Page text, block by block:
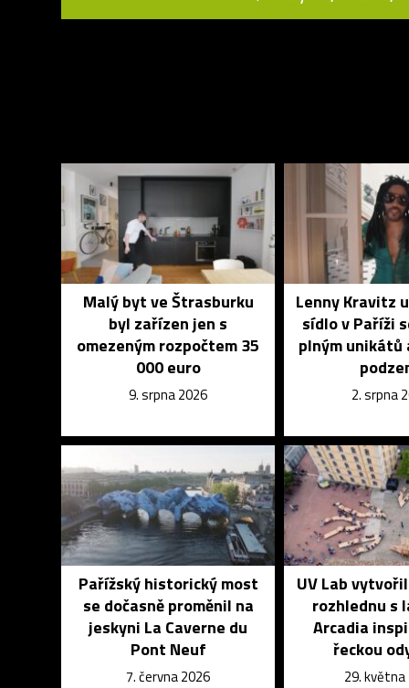
Malý byt ve Štrasburku
byl zařízen jen s
omezeným rozpočtem 35
000 euro
9. srpna 2026
Lenny Kravitz
sídlo v Paříži
plným unikátů
2. srpna
Pařížský historický most
se dočasně proměnil na
jeskyni La Caverne du
Pont Neuf
7. června 2026
UV Lab
rozhlednu s
Arcadia
řeckou
29. května